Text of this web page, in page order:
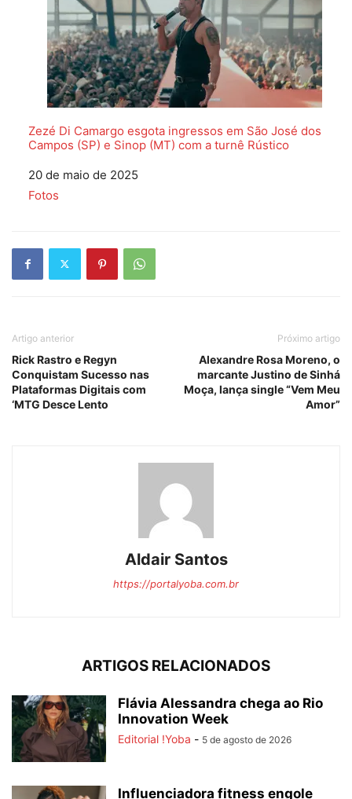
Zezé Di Camargo esgota ingressos em São José dos
Campos (SP) e Sinop (MT) com a turnê Rústico
Data
20 de maio de 2025
Em relação a
Fotos
Artigo anterior
Rick Rastro e Regyn
Conquistam Sucesso nas
Plataformas Digitais com
‘MTG Desce Lento
Próximo artigo
Alexandre Rosa Moreno, o
marcante Justino de Sinhá
Moça, lança single “Vem Meu
Amor”
Aldair Santos
https://portalyoba.com.br
ARTIGOS RELACIONADOS
Flávia Alessandra chega ao Rio
Innovation Week
Editorial !Yoba - 5 de agosto de 2026
Influenciadora fitness engole